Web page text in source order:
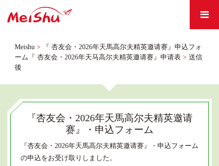
Meishu >
『 杏友会・2026年天馬高尔夫精英邀请赛』申込フォ
ーム『 杏友会・2026年天马高尔夫精英邀请赛』申请表 > 送信
後
『杏友会・2026年天馬高尔夫精英邀请
赛』・申込フォーム
『杏友会・2026年天馬高尔夫精英邀请赛』・申込フォーム
の申込をお受け取りしました。